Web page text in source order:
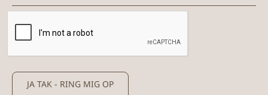
JA TAK - RING MIG OP